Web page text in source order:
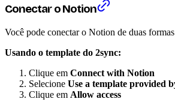
Conectar o Notion
Você pode conectar o Notion de duas
Usando o template do 2sync:
Clique em Connect with Notion
Selecione Use a template provided
Clique em Allow access